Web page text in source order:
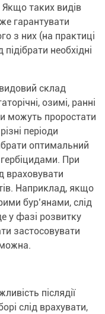
Якщо таких видів
гарантувати
з них (на практиці
необхідні
склад
озимі, ранні
можуть проростати
періоди
оптимальний
При
враховувати
Наприклад, якщо
бур’янами, слід
у фазі розвитку
застосовувати
післядії
слід врахувати,